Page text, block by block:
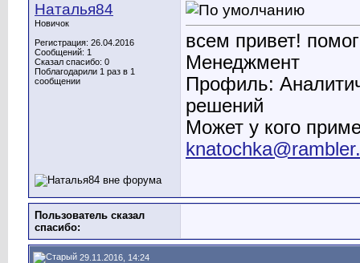
Наталья84
Новичок
Регистрация: 26.04.2016
Сообщений: 1
Сказал спасибо: 0
Поблагодарили 1 раз в 1
сообщении
всем привет!
Менеджмент
Профиль:
решений
Может у кого
Пользователь сказал
cпасибо:
29.11.2016, 14:24